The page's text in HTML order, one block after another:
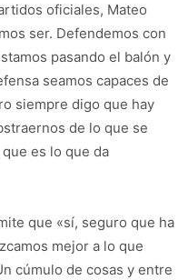
oficiales, Mateo
ser. Defendemos con
pasando el balón y
seamos capaces de
siempre digo que hay
de lo que se
es lo que da
que «sí, seguro que ha
mejor a lo que
cúmulo de cosas y entre